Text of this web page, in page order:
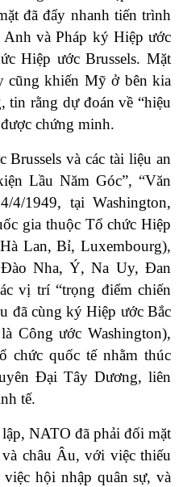
đã đẩy nhanh tiến trình
và Pháp ký Hiệp ước
Hiệp ước Brussels. Mặt
cũng khiến Mỹ ở bên kia
rằng dự đoán về “hiệu
chứng minh.
và các tài liệu an
Lầu Năm Góc”, “Văn
4/1949, tại Washington,
gia thuộc Tổ chức Hiệp
Lan, Bỉ, Luxembourg),
Nha, Ý, Na Uy, Đan
vị trí “trọng điểm chiến
đã cùng ký Hiệp ước Bắc
Công ước Washington),
chức quốc tế nhằm thúc
Đại Tây Dương, liên
tế.
NATO đã phải đối mặt
châu Âu, với việc thiếu
hội nhập quân sự, và